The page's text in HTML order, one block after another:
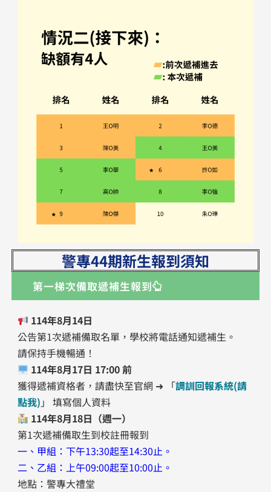
警專44期新生報到須知
第一梯次備取遞補生報到
114年8月14日
公告第1次遞補備取名單，學校將電話通知遞補生。
請保持手機暢通！
114年8月17日 17:00 前
獲得遞補資格者，請盡快至官網 ➜ 「調訓回報系統(請
點我) 」 填寫個人資料
114年8月18日（週一）
第1次遞補備取生到校註冊報到
一、甲組：下午13:30起至14:30止。
二、乙組：上午09:00起至10:00止。
地點：警專大禮堂